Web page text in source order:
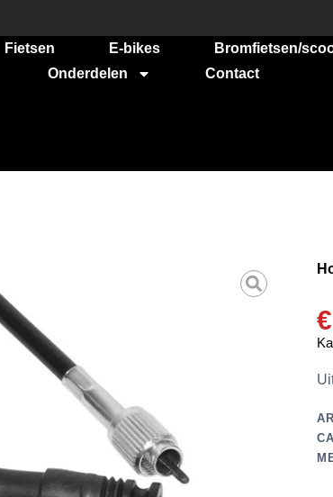
Fietsen E-bikes
Bromfietsen/
Onderdelen
Contact
€